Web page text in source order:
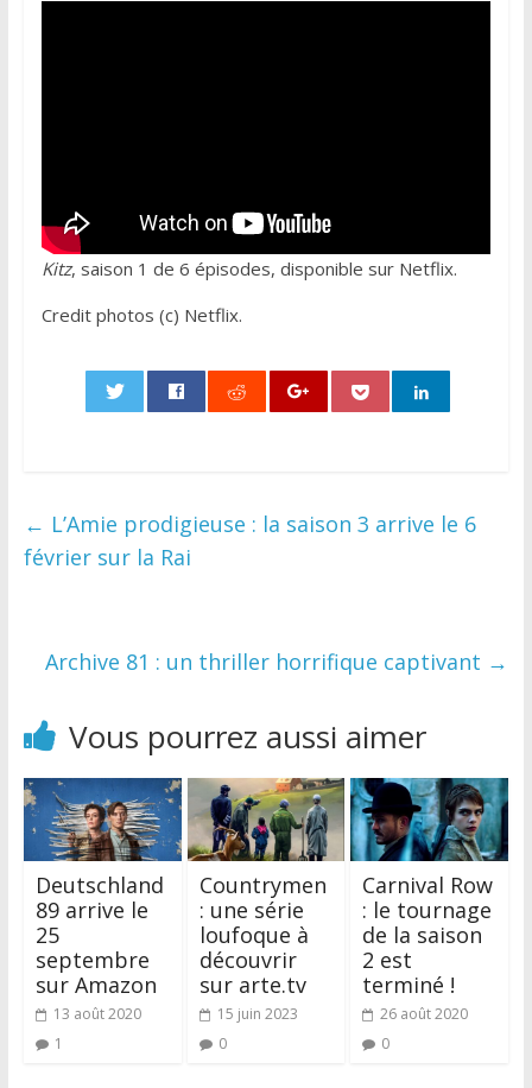
Kitz, saison 1 de 6 épisodes, disponible sur Netflix.
Credit photos (c) Netflix.
← L’Amie prodigieuse : la saison 3 arrive le 6
février sur la Rai
Archive 81 : un thriller horrifique captivant →
Vous pourrez aussi aimer
Deutschland
89 arrive le
25
septembre
sur Amazon
13 août 2020
1
Countrymen
: une série
loufoque à
découvrir
sur arte.tv
15 juin 2023
0
Carnival Row
: le tournage
de la saison
2 est
terminé !
26 août 2020
0